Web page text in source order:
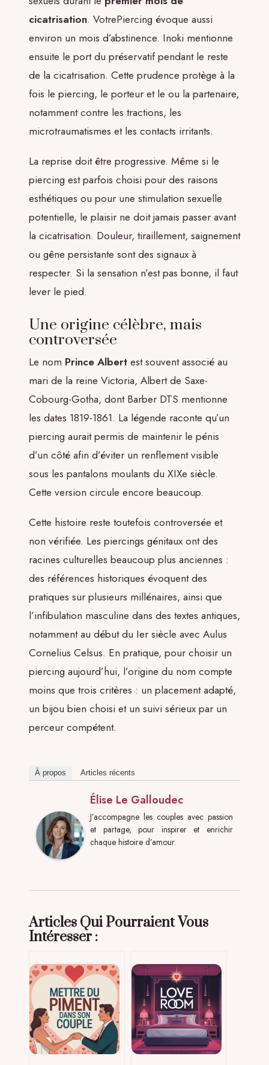
cicatrisation. VotrePiercing évoque aussi
environ un mois d’abstinence. Inoki mentionne
ensuite le port du préservatif pendant le reste
de la cicatrisation. Cette prudence protège à la
fois le piercing, le porteur et le ou la partenaire,
notamment contre les tractions, les
microtraumatismes et les contacts irritants.
La reprise doit être progressive. Même si le
piercing est parfois choisi pour des raisons
esthétiques ou pour une stimulation sexuelle
potentielle, le plaisir ne doit jamais passer avant
la cicatrisation. Douleur, tiraillement, saignement
ou gêne persistante sont des signaux à
respecter. Si la sensation n’est pas bonne, il faut
lever le pied.
Une origine célèbre, mais
controversée
Le nom Prince Albert est souvent associé au
mari de la reine Victoria, Albert de Saxe-
Cobourg-Gotha, dont Barber DTS mentionne
les dates 1819-1861. La légende raconte qu’un
piercing aurait permis de maintenir le pénis
d’un côté afin d’éviter un renflement visible
sous les pantalons moulants du XIXe siècle.
Cette version circule encore beaucoup.
Cette histoire reste toutefois controversée et
non vérifiée. Les piercings génitaux ont des
racines culturelles beaucoup plus anciennes :
des références historiques évoquent des
pratiques sur plusieurs millénaires, ainsi que
l’infibulation masculine dans des textes antiques,
notamment au début du Ier siècle avec Aulus
Cornelius Celsus. En pratique, pour choisir un
piercing aujourd’hui, l’origine du nom compte
moins que trois critères : un placement adapté,
un bijou bien choisi et un suivi sérieux par un
perceur compétent.
À propos Articles récents
Élise Le Galloudec
J’accompagne les couples avec passion
et partage, pour inspirer et enrichir
chaque histoire d’amour.
Articles Qui Pourraient Vous
Intéresser :